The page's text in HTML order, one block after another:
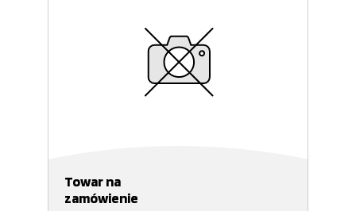
Towar na
zamówienie